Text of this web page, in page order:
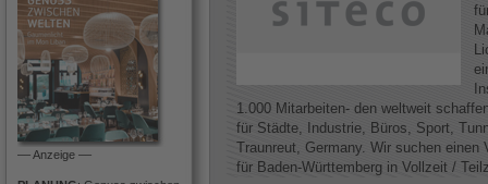
–– Anzeige ––
1.000 Mitarbeiten- den weltweit
für Städte, Industrie, Büros, Sport,
Traunreut, Germany. Wir suchen einen
für Baden-Württemberg in Vollzeit /